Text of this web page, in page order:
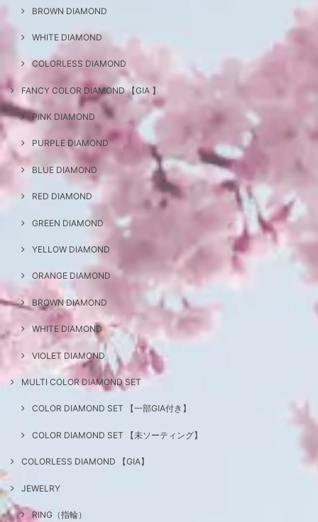
BROWN DIAMOND
WHITE DIAMOND
COLORLESS DIAMOND
FANCY COLOR DIAMOND 【GIA 】
PINK DIAMOND
PURPLE DIAMOND
BLUE DIAMOND
RED DIAMOND
GREEN DIAMOND
YELLOW DIAMOND
ORANGE DIAMOND
BROWN DIAMOND
WHITE DIAMOND
VIOLET DIAMOND
MULTI COLOR DIAMOND SET
COLOR DIAMOND SET 【一部GIA付き】
COLOR DIAMOND SET 【未ソーティング】
COLORLESS DIAMOND 【GIA】
JEWELRY
RING（指輪）